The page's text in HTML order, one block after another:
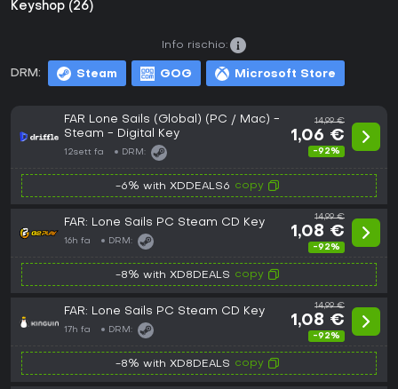
Keyshop (26)
DRM: Steam GOG Microsoft Store
Info rischio:
FAR Lone Sails (Global) (PC / Mac) -
Steam - Digital Key
12sett fa DRM:
14,99 €
1,06 €
-92%
-6% with XDDEALS6 copy
FAR: Lone Sails PC Steam CD Key
16h fa DRM:
14,99 €
1,08 €
-92%
-8% with XD8DEALS copy
FAR: Lone Sails PC Steam CD Key
17h fa DRM:
14,99 €
1,08 €
-92%
-8% with XD8DEALS copy